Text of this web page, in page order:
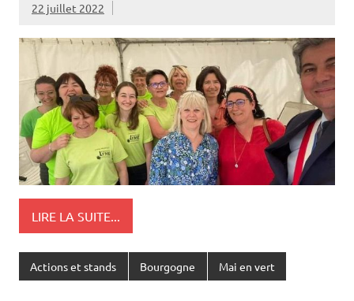
22 juillet 2022
LIRE LA SUITE...
Actions et stands Bourgogne Mai en vert